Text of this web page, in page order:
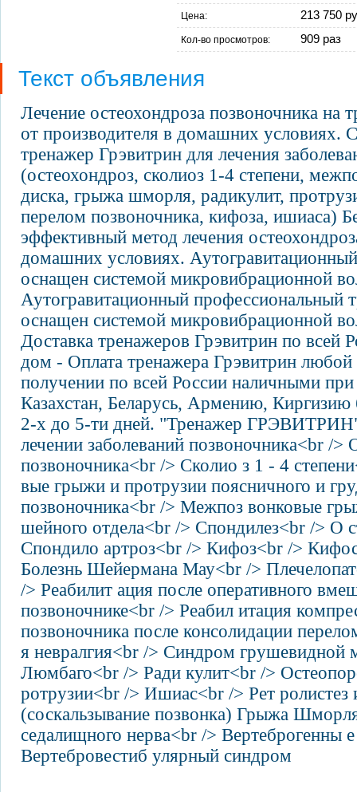
Цена: 213 750
Кол-во просмотров: 909 раз
Текст объявления
Лечение остеохондроза позвоночника на
от производителя в домашних условиях.
тренажер Грэвитрин для лечения
(остеохондроз, сколиоз 1-4 степени,
диска, грыжа шморля, радикулит,
перелом позвоночника, кифоза, ишиаса)
эффективный метод лечения
домашних условиях.
оснащен системой микровибрационной
Аутогравитационный профессиональный
оснащен системой микровибрационной
Доставка тренажеров Грэвитрин по всей
дом - Оплата тренажера Грэвитрин
получении по всей России наличными при
Казахстан, Беларусь, Армению, Киргизию
2-х до 5-ти дней. "Тренажер
лечении заболеваний позвоночника<br />
позвоночника<br /> Сколио з 1 - 4
вые грыжи и протрузии поясничного и
позвоночника<br /> Межпоз вонковые
шейного отдела<br /> Спондилез<br /> О
Спондило артроз<br /> Кифоз<br />
Болезнь Шейермана Мау<br />
/> Реабилит ация после оперативного
позвоночнике<br /> Реабил итация
позвоночника после консолидации
я невралгия<br /> Синдром
Люмбаго<br /> Ради кулит<br />
ротрузии<br /> Ишиас<br /> Рет ролистез
(соскальзывание позвонка) Грыжа
седалищного нерва<br /> Вертеброгенны
Вертебровестиб улярный синдром